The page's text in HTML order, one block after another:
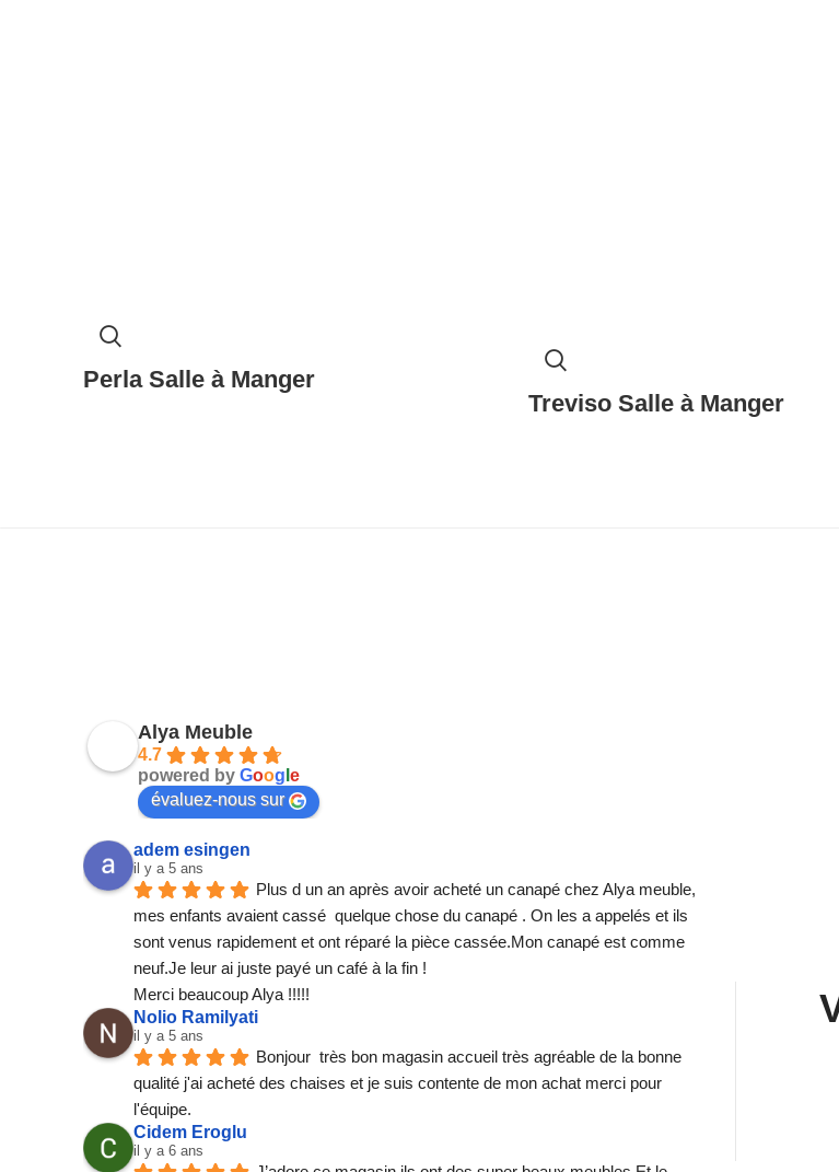
Perla Salle à Manger
Treviso Salle à Manger
Alya Meuble
4.7
powered byGoog le
évaluez-nous sur
adem esingen
il y a 5 ans
Plus d un an après avoir acheté un canapé chez Alya meuble,
mes enfants avaient cassé  quelque chose du canapé . On les a appelés et ils
sont venus rapidement et ont réparé la pièce cassée.Mon canapé est comme
neuf.Je leur ai juste payé un café à la fin !
Merci beaucoup Alya !!!!!
Nolio Ramilyati
il y a 5 ans
Bonjour  très bon magasin accueil très agréable de la bonne
qualité j'ai acheté des chaises et je suis contente de mon achat merci pour
l'équipe.
Cidem Eroglu
il y a 6 ans